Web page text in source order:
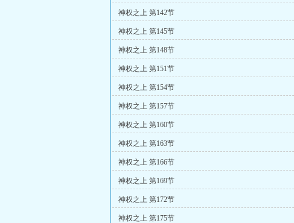
神权之上 第142节
神权之上 第145节
神权之上 第148节
神权之上 第151节
神权之上 第154节
神权之上 第157节
神权之上 第160节
神权之上 第163节
神权之上 第166节
神权之上 第169节
神权之上 第172节
神权之上 第175节